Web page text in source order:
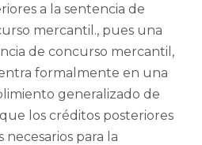
a la sentencia de
mercantil., pues una
de concurso mercantil,
formalmente en una
generalizado de
los créditos posteriores
necesarios para la